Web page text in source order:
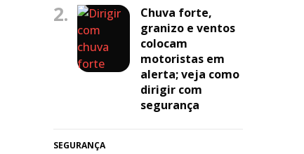
2.
Chuva forte,
granizo e ventos
colocam
motoristas em
alerta; veja como
dirigir com
segurança
SEGURANÇA